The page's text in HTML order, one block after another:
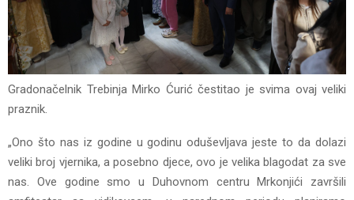
Gradonačelnik Trebinja Mirko Ćurić čestitao je svima ovaj veliki
praznik.
„Ono što nas iz godine u godinu oduševljava jeste to da dolazi
veliki broj vjernika, a posebno djece, ovo je velika blagodat za sve
nas. Ove godine smo u Duhovnom centru Mrkonjići završili